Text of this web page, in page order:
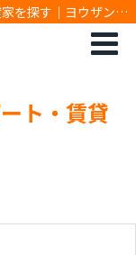
を探す｜ヨウザン：
ート等の不動産情報
ト・賃貸